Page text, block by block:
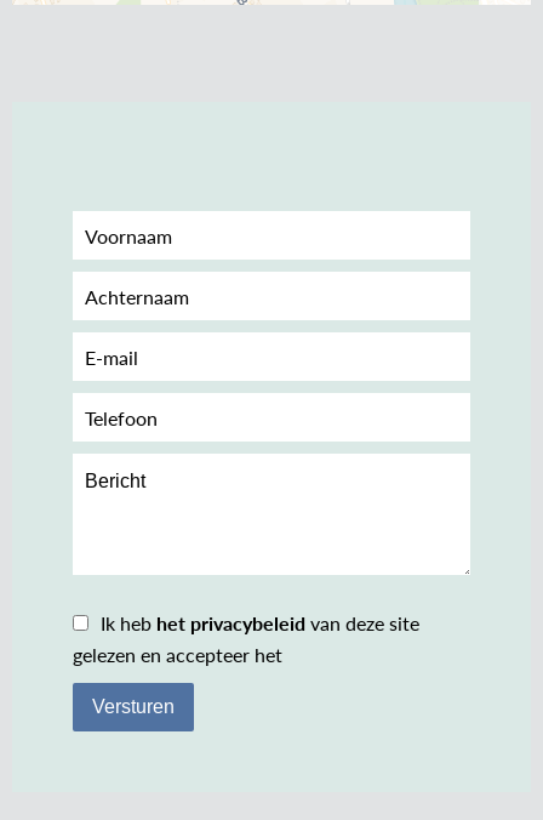
Ik heb het privacybeleidvan deze site
gelezen en accepteer het
Versturen